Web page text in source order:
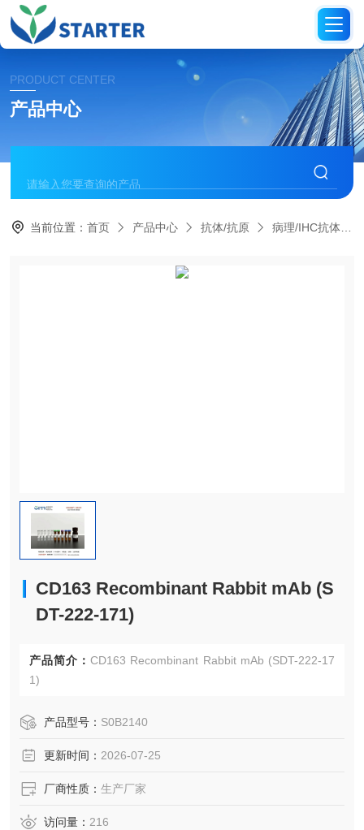
PRODUCT CENTER
产品中心
当前位置：首页 产品中心 抗体/抗原 病理/IHC抗体
CD163 Recombinant Rabbit mAb (S
DT-222-171)
产品简介： CD163 Recombinant Rabbit mAb (SDT-222-17
1)
产品型号： S0B2140
更新时间： 2026-07-25
厂商性质： 生产厂家
访问量： 216